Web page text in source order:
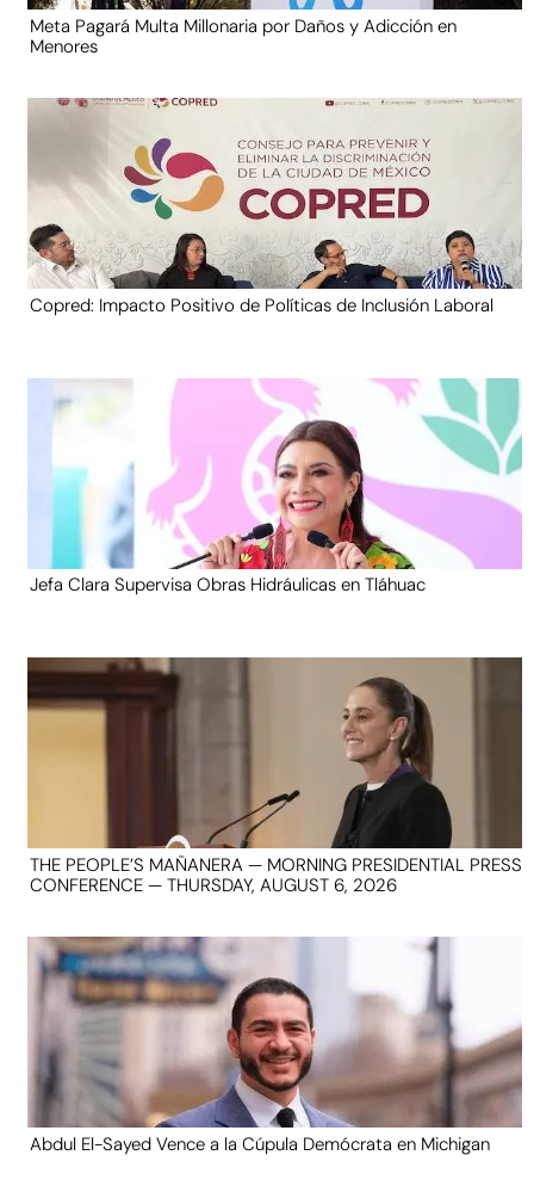
Meta Pagará Multa Millonaria por Daños y Adicción en
Menores
Copred: Impacto Positivo de Políticas de Inclusión Laboral
Jefa Clara Supervisa Obras Hidráulicas en Tláhuac
THE PEOPLE’S MAÑANERA — MORNING PRESIDENTIAL PRESS
CONFERENCE — THURSDAY, AUGUST 6, 2026
Abdul El-Sayed Vence a la Cúpula Demócrata en Michigan